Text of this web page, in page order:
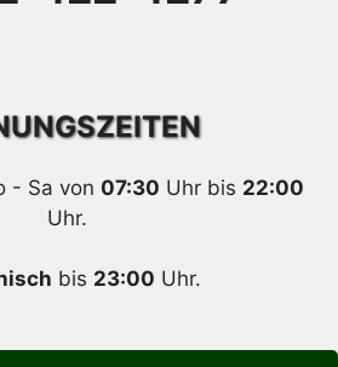
- Sa von 07:30 Uhr bis 22:00
Uhr.
bis 23:00 Uhr.